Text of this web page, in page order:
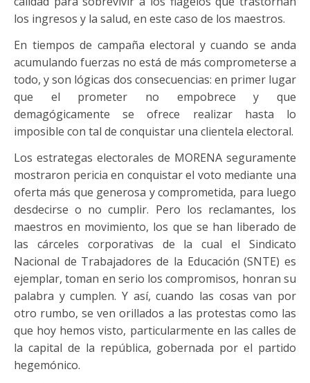
los ingresos y la salud, en este caso de los maestros.
En tiempos de campaña electoral y cuando se anda
acumulando fuerzas no está de más comprometerse a
todo, y son lógicas dos consecuencias: en primer lugar
que el prometer no empobrece y que
demagógicamente se ofrece realizar hasta lo
imposible con tal de conquistar una clientela electoral.
Los estrategas electorales de MORENA seguramente
mostraron pericia en conquistar el voto mediante una
oferta más que generosa y comprometida, para luego
desdecirse o no cumplir. Pero los reclamantes, los
maestros en movimiento, los que se han liberado de
las cárceles corporativas de la cual el Sindicato
Nacional de Trabajadores de la Educación (SNTE) es
ejemplar, toman en serio los compromisos, honran su
palabra y cumplen. Y así, cuando las cosas van por
otro rumbo, se ven orillados a las protestas como las
que hoy hemos visto, particularmente en las calles de
la capital de la república, gobernada por el partido
hegemónico.